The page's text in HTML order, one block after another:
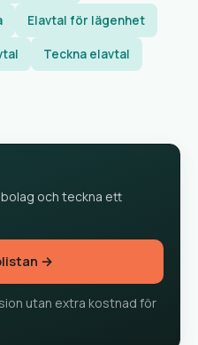
Elavtal för lägenhet
Teckna elavtal
och teckna ett
→
utan extra kostnad för